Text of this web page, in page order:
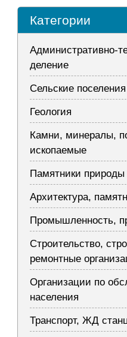
Категории
Административно-
деление
Сельские поселения
Геология
Камни, минералы,
ископаемые
Памятники природы
Архитектура,
Промышленность,
Строительство,
ремонтные
Организации по
населения
Транспорт, ЖД